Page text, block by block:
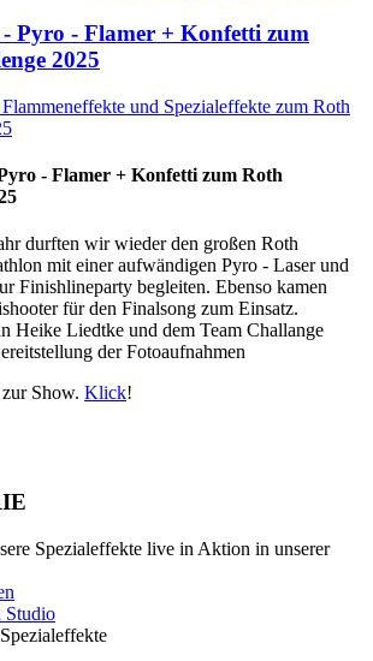
- Pyro - Flamer + Konfetti zum
2025
- Flamer + Konfetti zum Roth
durften wir wieder den großen Roth
mit einer aufwändigen Pyro - Laser und
Finishlineparty begleiten. Ebenso kamen
für den Finalsong zum Einsatz.
Heike Liedtke und dem Team Challange
der Fotoaufnahmen
Show. Klick!
Spezialeffekte live in Aktion in unserer
Studio